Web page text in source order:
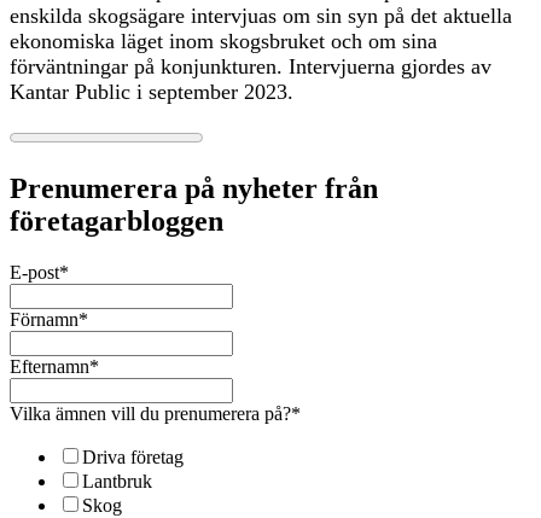
enskilda skogsägare intervjuas om sin syn på det aktuella
ekonomiska läget inom skogsbruket och om sina
förväntningar på konjunkturen. Intervjuerna gjordes av
Kantar Public i september 2023.
Prenumerera på nyheter från
företagarbloggen
E-post*
Förnamn*
Efternamn*
Vilka ämnen vill du prenumerera på?*
Driva företag
Lantbruk
Skog